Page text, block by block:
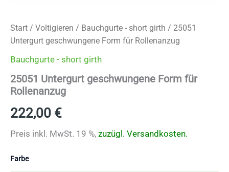
Start / Voltigieren / Bauchgurte - short girth / 25051
Untergurt geschwungene Form für Rollenanzug
Bauchgurte - short girth
25051 Untergurt geschwungene Form für
Rollenanzug
222,00 €
Preis inkl. MwSt. 19 %, zuzügl. Versandkosten.
Farbe